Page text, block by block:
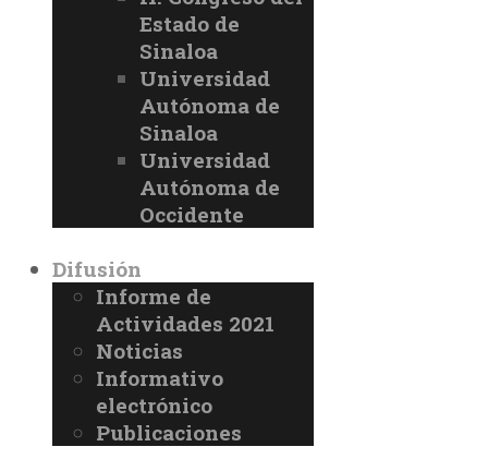
Estado de
Sinaloa
Universidad
Autónoma de
Sinaloa
Universidad
Autónoma de
Occidente
Difusión
Informe de
Actividades 2021
Noticias
Informativo
electrónico
Publicaciones